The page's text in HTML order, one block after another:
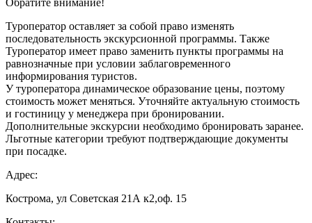
Туроператор оставляет за собой право изменять
последовательность экскурсионной программы. Также
Туроператор имеет право заменить пункты программы на
равнозначные при условии заблаговременного
информирования туристов.
У туроператора динамическое образование цены, поэтому
стоимость может меняться. Уточняйте актуальную стоимость
и гостиницу у менеджера при бронировании.
Дополнительные экскурсии необходимо бронировать заранее.
Льготные категории требуют подтверждающие документы
при посадке.
Адрес:
Кострома, ул Советская 21А к2,оф. 15